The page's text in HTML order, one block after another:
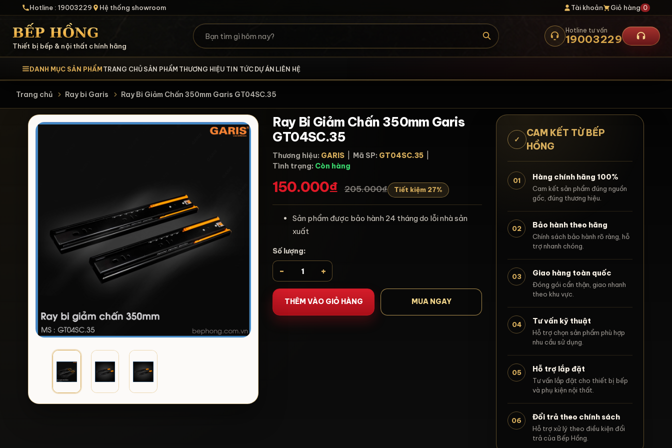
Hotline : 19003229 Hệ thống showroom Tài khoản Giỏ hàng 0
Thiết bị bếp & nội thất chính hãng
Hotline tư vấn
19003229
DANH MỤC SẢN PHẨMTRANG CHỦSẢN PHẨM THƯƠNG HIỆU TIN TỨC DỰ ÁN LIÊN HỆ
Trang chủ Ray bi Garis Ray Bi Giảm Chấn 350mm Garis GT04SC.35
Ray Bi Giảm Chấn 350mm Garis
GT04SC.35
Thương hiệu: GARIS Mã SP: GT04SC.35
Tình trạng: Còn hàng
150.000₫ 205.000₫ Tiết kiệm 27%
Sản phẩm được bảo hành 24 tháng do lỗi nhà sản
xuất
Số lượng:
- +
THÊM VÀO GIỎ HÀNG MUA NGAY
✓
CAM KẾT TỪ BẾP
HỒNG
01 Hàng chính hãng 100%
Cam kết sản phẩm đúng nguồn
gốc, đúng thương hiệu.
02 Bảo hành theo hãng
Chính sách bảo hành rõ ràng, hỗ
trợ nhanh chóng.
03 Giao hàng toàn quốc
Đóng gói cẩn thận, giao nhanh
theo khu vực.
04 Tư vấn kỹ thuật
Hỗ trợ chọn sản phẩm phù hợp
nhu cầu sử dụng.
05 Hỗ trợ lắp đặt
Tư vấn lắp đặt cho thiết bị bếp
và phụ kiện nội thất.
06 Đổi trả theo chính sách
Hỗ trợ xử lý theo điều kiện đổi
trả của Bếp Hồng.